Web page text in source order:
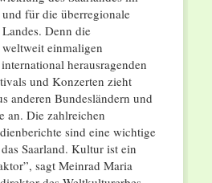
für die überregionale
Denn die
einmaligen
herausragenden
und Konzerten zieht
anderen Bundesländern und
an. Die zahlreichen
sind eine wichtige
Saarland. Kultur ist ein
sagt Meinrad Maria